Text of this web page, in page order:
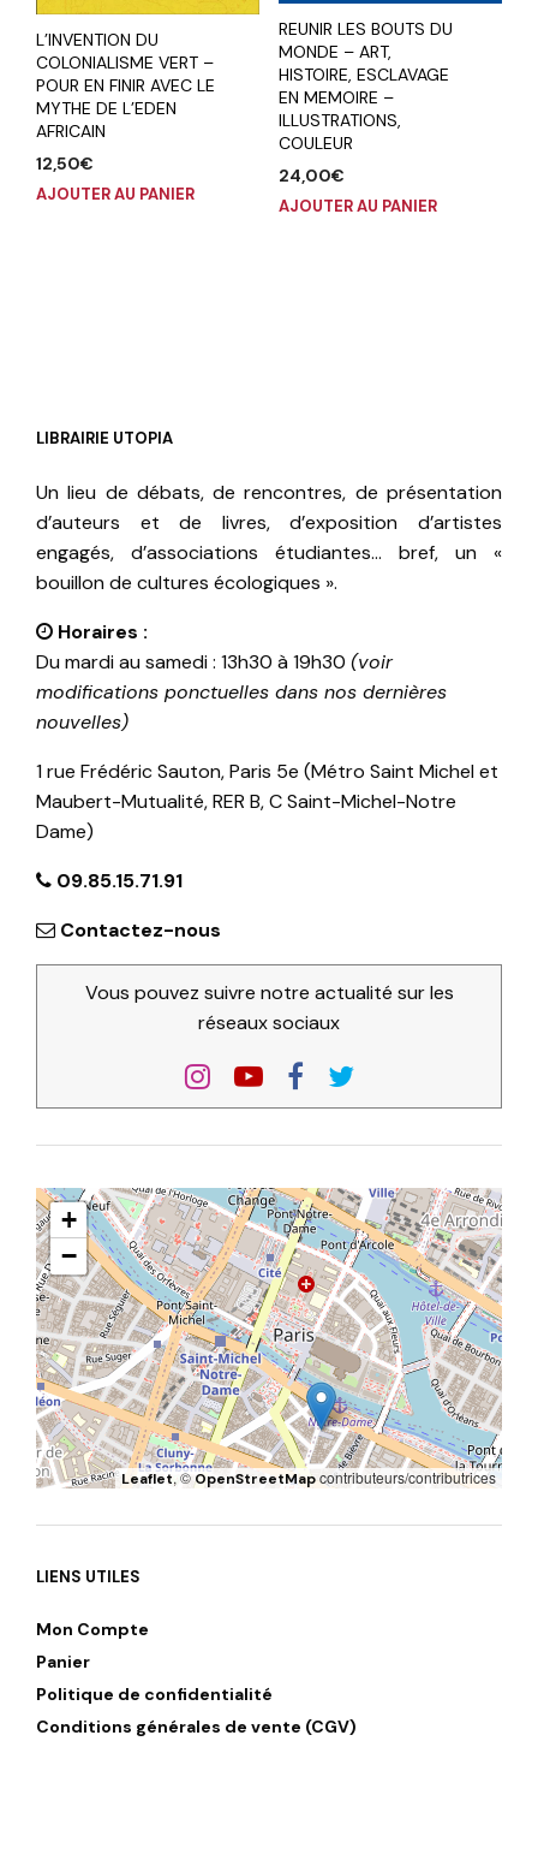
L’INVENTION DU
COLONIALISME VERT –
POUR EN FINIR AVEC LE
MYTHE DE L’EDEN
AFRICAIN
12,50€
AJOUTER AU PANIER
REUNIR LES BOUTS DU
MONDE – ART,
HISTOIRE, ESCLAVAGE
EN MEMOIRE –
ILLUSTRATIONS,
COULEUR
24,00€
AJOUTER AU PANIER
LIBRAIRIE UTOPIA
Un lieu de débats, de rencontres, de présentation
d’auteurs et de livres, d’exposition d’artistes
engagés, d’associations étudiantes… bref, un «
bouillon de cultures écologiques ».
Horaires :
Du mardi au samedi : 13h30 à 19h30 (voir
modifications ponctuelles dans nos dernières
nouvelles)
1 rue Frédéric Sauton, Paris 5e (Métro Saint Michel et
Maubert-Mutualité, RER B, C Saint-Michel-Notre
Dame)
09.85.15.71.91
Contactez-nous
Vous pouvez suivre notre actualité sur les
réseaux sociaux
+
−
Leaflet, ©OpenStreetMapcontributeurs/contributrices
LIENS UTILES
Mon Compte
Panier
Politique de confidentialité
Conditions générales de vente (CGV)